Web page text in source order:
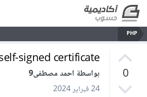
PHP
0
self-signed certificate
بواسطة احمد مصطفى9
24 فبراير 2024